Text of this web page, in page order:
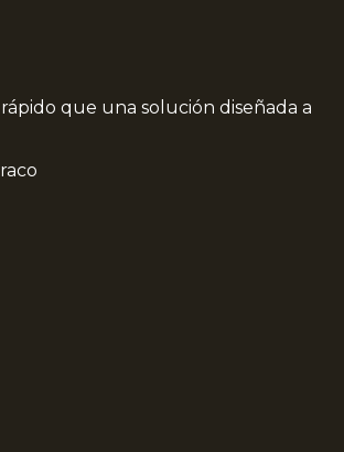
que una solución diseñada a